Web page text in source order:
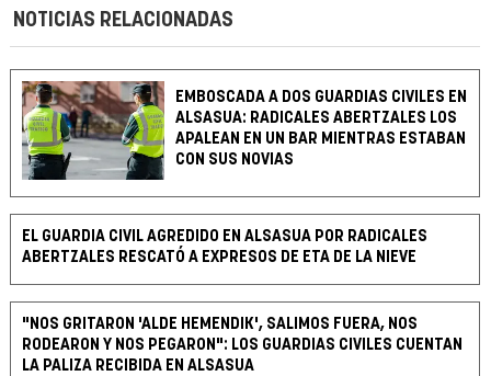
NOTICIAS RELACIONADAS
EMBOSCADA A DOS GUARDIAS CIVILES EN
ALSASUA: RADICALES ABERTZALES LOS
APALEAN EN UN BAR MIENTRAS ESTABAN
CON SUS NOVIAS
EL GUARDIA CIVIL AGREDIDO EN ALSASUA POR RADICALES
ABERTZALES RESCATÓ A EXPRESOS DE ETA DE LA NIEVE
"NOS GRITARON 'ALDE HEMENDIK', SALIMOS FUERA, NOS
RODEARON Y NOS PEGARON": LOS GUARDIAS CIVILES CUENTAN
LA PALIZA RECIBIDA EN ALSASUA